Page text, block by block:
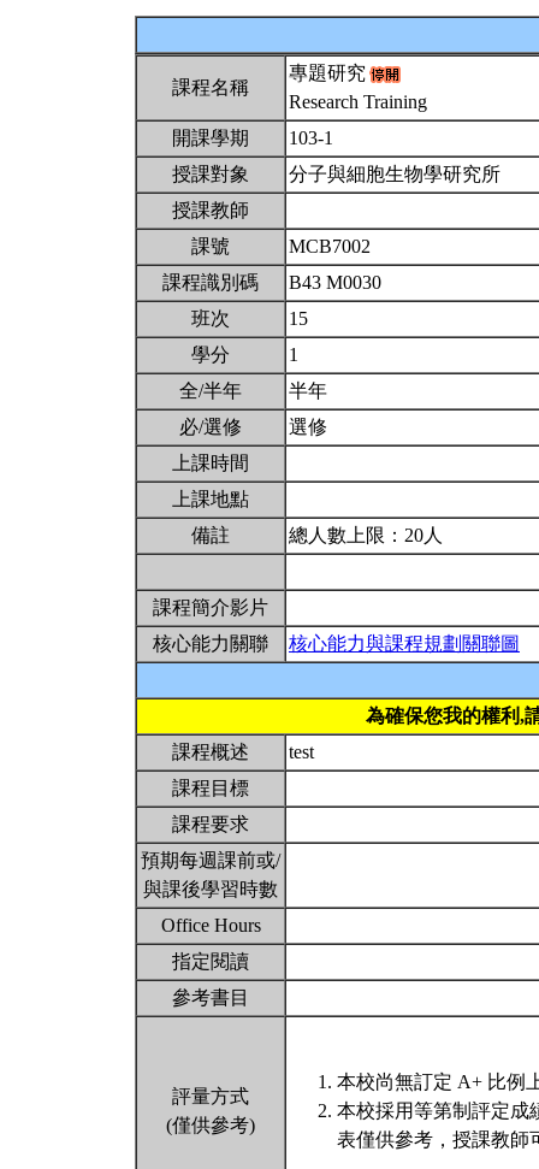
課程名稱
專題研究
Research Training
開課學期
103-1
授課對象
分子與細胞生物學研究所
授課教師
課號
MCB7002
課程識別碼
B43 M0030
班次
15
學分
1
全/半年
半年
必/選修
選修
上課時間
上課地點
備註
總人數上限：20人
課程簡介影片
核心能力關聯
核心能力與課程規劃關聯圖
為確保您我的權利,
課程概述
test
課程目標
課程要求
預期每週課前或/
與課後學習時數
Office Hours
指定閱讀
參考書目
評量方式
(僅供參考)
本校尚無訂定 A+ 比例
本校採用等第制評定成
表僅供參考，授課教師